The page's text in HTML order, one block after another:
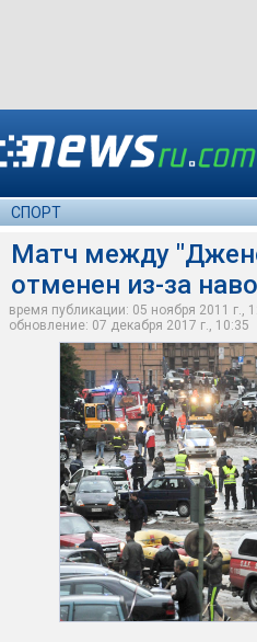
СПОРТ
Матч между
отменен из-за
время публикации: 05 ноября 2011 г.,
обновление: 07 декабря 2017 г., 10:35